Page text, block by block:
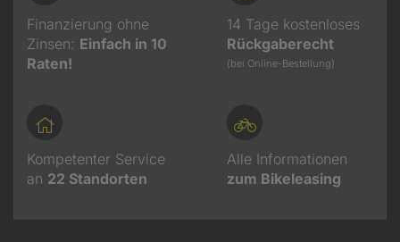
Finanzierung ohne
Zinsen: Einfach in 10
Raten!
14 Tage kostenloses
Rückgaberecht
(bei Online-Bestellung)
Kompetenter Service
an 22 Standorten
Alle Informationen
zum Bikeleasing